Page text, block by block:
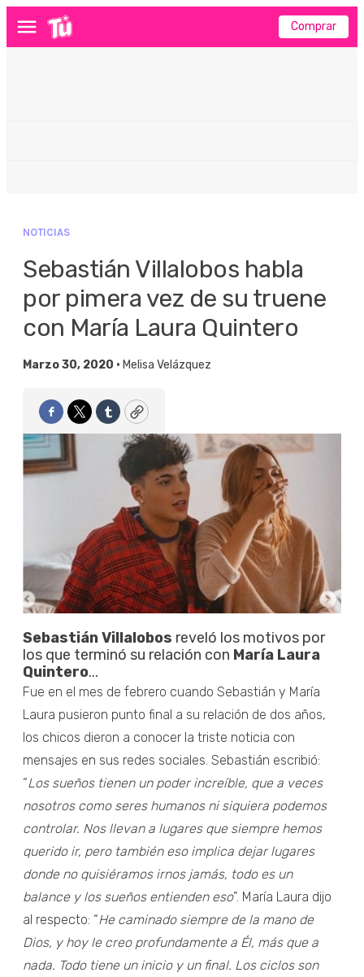
Menú Comprar
NOTICIAS
Sebastián Villalobos habla
por pimera vez de su truene
con María Laura Quintero
Marzo 30, 2020 • Melisa Velázquez
Facebook
TwitterTumblrCopy
Sebastián Villalobos reveló los motivos por
los que terminó su relación con María Laura
Quintero...
Fue en el mes de febrero cuando Sebastián y María
Laura pusieron punto final a su relación de dos años,
los chicos dieron a conocer la triste noticia con
mensajes en sus redes sociales. Sebastián escribió:
“Los sueños tienen un poder increíble, que a veces
nosotros como seres humanos ni siquiera podemos
controlar. Nos llevan a lugares que siempre hemos
querido ir, pero también eso implica dejar lugares
donde no quisiéramos irnos jamás, todo es un
balance y los sueños entienden eso”. María Laura dijo
al respecto: “He caminado siempre de la mano de
Dios, y hoy le creo profundamente a Él, más que a
nada. Todo tiene un inicio y un final. Los ciclos son